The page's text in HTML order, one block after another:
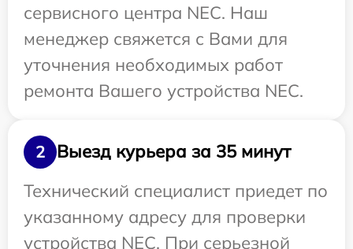
сервисного центра NEC. Наш
менеджер свяжется с Вами для
уточнения необходимых работ
ремонта Вашего устройства NEC.
2
Выезд курьера за 35 минут
Технический специалист приедет по
указанному адресу для проверки
устройства NEC. При серьезной